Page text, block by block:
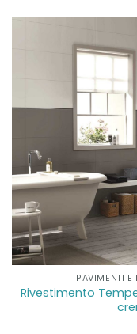
PAVIMENTI E
Rivestimento